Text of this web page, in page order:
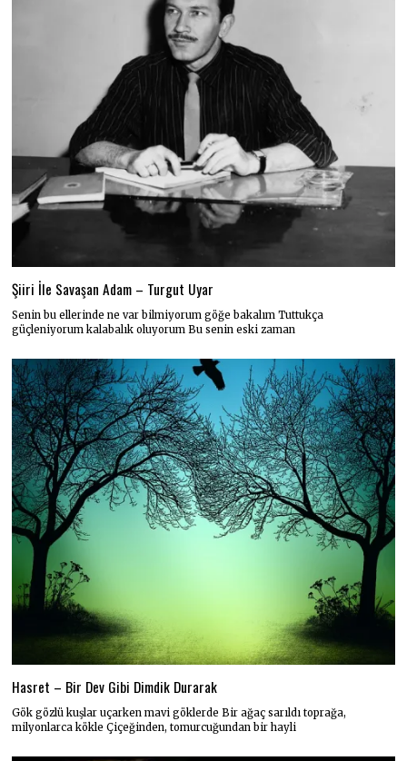
Şiiri İle Savaşan Adam – Turgut Uyar
Senin bu ellerinde ne var bilmiyorum göğe bakalım Tuttukça
güçleniyorum kalabalık oluyorum Bu senin eski zaman
Hasret – Bir Dev Gibi Dimdik Durarak
Gök gözlü kuşlar uçarken mavi göklerde Bir ağaç sarıldı toprağa,
milyonlarca kökle Çiçeğinden, tomurcuğundan bir hayli